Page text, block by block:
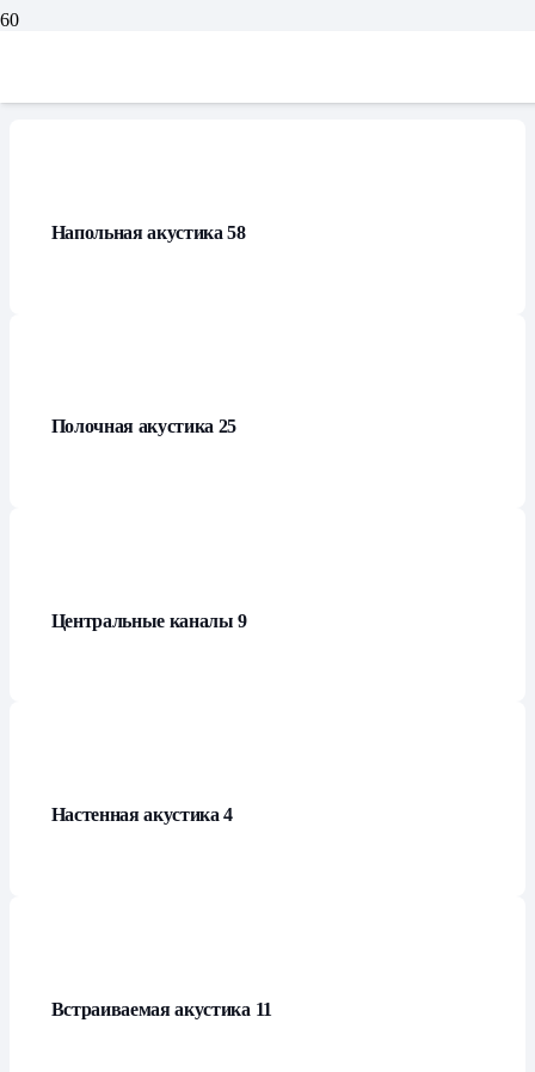
Напольная акустика58
Полочная акустика 25
Центральные каналы9
Настенная акустика4
Встраиваемая акустика 11